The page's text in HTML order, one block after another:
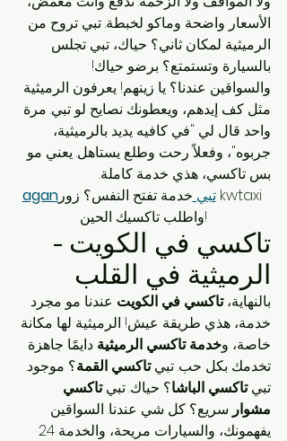
الأسعار واضحة وماكو لخبطة. تبي تروح من
الرميثية لمكان ثاني؟ حياك، تبي تجلس
بالسيارة وتستمتع؟ برضو حياك!
والسواقين عندنا؟ يا زينهم! يعرفون الرميثية
مثل كف إيدهم، ويعطونك نصايح لو تبي. مرة
واحد قال لي "في كافيه يديد بالرميثية،
جربوه"، وفعلاً رحت وطلع يستاهل. يعني مو
بس تاكسي، هذي خدمة كاملة.
agan
تبي خدمة تفتح النفس؟ زور kwtaxi
واطلب تاكسيك الحين!
تاكسي في الكويت -
الرميثية في القلب
بالنهاية، تاكسي في الكويت عندنا مو مجرد
خدمة، هذي طريقة عيش! الرميثية لها مكانة
خاصة، وخدمة تاكسي الرميثية دايمًا جاهزة
تخدمك بكل حب. تبي تاكسي القمة؟ موجود.
تبي تاكسي الباشا؟ حياك. تبي تاكسي
مشوار سريع؟ كل شي عندنا. السواقين